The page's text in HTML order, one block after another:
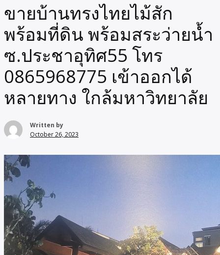
ขายบ้านทรงไทยไม้สัก
พร้อมที่ดิน พร้อมสระว่ายน้ำ
ซ.ประชาอุทิศ55 โทร
0865968775 เข้าออกได้
หลายทาง ใกล้มหาวิทยาลัย
Written by
October 26, 2023